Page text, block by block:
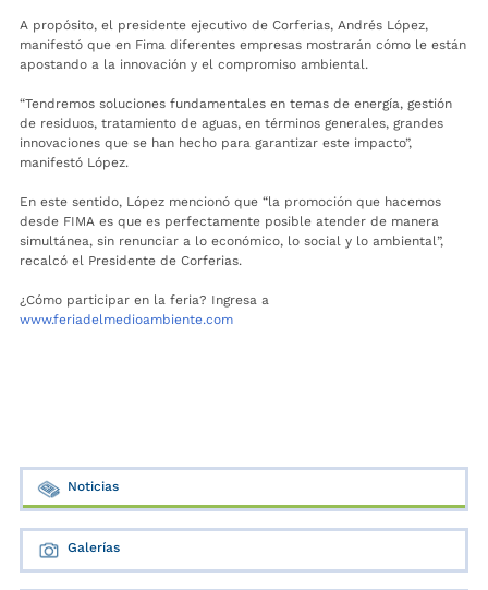
A propósito, el presidente ejecutivo de Corferias, Andrés López,
manifestó que en Fima diferentes empresas mostrarán cómo le están
apostando a la innovación y el compromiso ambiental.
“Tendremos soluciones fundamentales en temas de energía, gestión
de residuos, tratamiento de aguas, en términos generales, grandes
innovaciones que se han hecho para garantizar este impacto”,
manifestó López.
En este sentido, López mencionó que “la promoción que hacemos
desde FIMA es que es perfectamente posible atender de manera
simultánea, sin renunciar a lo económico, lo social y lo ambiental”,
recalcó el Presidente de Corferias.
¿Cómo participar en la feria? Ingresa a
www.feriadelmedioambiente.com
Noticias
Galerías